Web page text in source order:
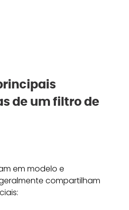
de um filtro de
em modelo e
compartilham